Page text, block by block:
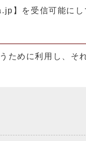
】を受信可能にし
ために利用し、そ